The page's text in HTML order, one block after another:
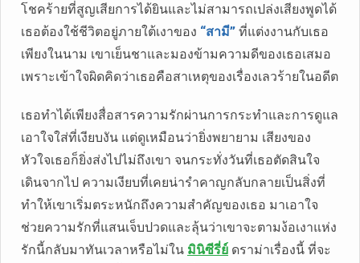
โชคร้ายที่สูญเสียการได้ยินและไม่สามารถเปล่งเสียงพูดได้
เธอต้องใช้ชีวิตอยู่ภายใต้เงาของ “สามี” ที่แต่งงานกับเธอ
เพียงในนาม เขาเย็นชาและมองข้ามความดีของเธอเสมอ
เพราะเข้าใจผิดคิดว่าเธอคือสาเหตุของเรื่องเลวร้ายในอดีต
เธอทำได้เพียงสื่อสารความรักผ่านการกระทำและการดูแล
เอาใจใส่ที่เงียบงัน แต่ดูเหมือนว่ายิ่งพยายาม เสียงของ
หัวใจเธอก็ยิ่งส่งไปไม่ถึงเขา จนกระทั่งวันที่เธอตัดสินใจ
เดินจากไป ความเงียบที่เคยน่ารำคาญกลับกลายเป็นสิ่งที่
ทำให้เขาเริ่มตระหนักถึงความสำคัญของเธอ มาเอาใจ
ช่วยความรักที่แสนเจ็บปวดและลุ้นว่าเขาจะตามง้อเงาแห่ง
รักนี้กลับมาทันเวลาหรือไม่ใน มินิซีรี่ย์ ดราม่าเรื่องนี้ ที่จะ